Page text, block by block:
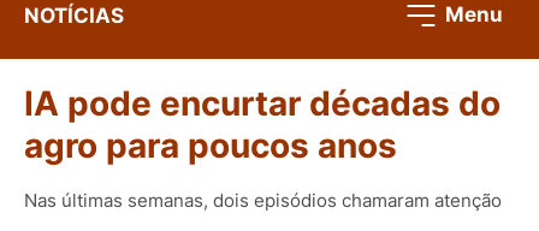
NOTÍCIAS Menu
IA pode encurtar décadas do
agro para poucos anos
Nas últimas semanas, dois episódios chamaram atenção